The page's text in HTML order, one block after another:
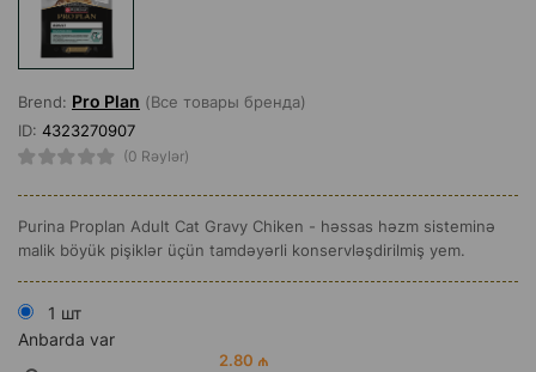
Brend: Pro Plan (Все товары бренда)
ID: 4323270907
(0 Rəylər)
Purina Proplan Adult Cat Gravy Chiken - həssas həzm sisteminə
malik böyük pişiklər üçün tamdəyərli konservləşdirilmiş yem.
1 шт
Anbarda var
2.80 ₼